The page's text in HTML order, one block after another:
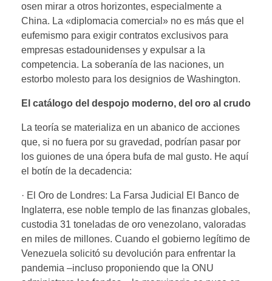
osen mirar a otros horizontes, especialmente a
China. La «diplomacia comercial» no es más que el
eufemismo para exigir contratos exclusivos para
empresas estadounidenses y expulsar a la
competencia. La soberanía de las naciones, un
estorbo molesto para los designios de Washington.
El catálogo del despojo moderno, del oro al crudo
La teoría se materializa en un abanico de acciones
que, si no fuera por su gravedad, podrían pasar por
los guiones de una ópera bufa de mal gusto. He aquí
el botín de la decadencia:
· El Oro de Londres: La Farsa Judicial El Banco de
Inglaterra, ese noble templo de las finanzas globales,
custodia 31 toneladas de oro venezolano, valoradas
en miles de millones. Cuando el gobierno legítimo de
Venezuela solicitó su devolución para enfrentar la
pandemia –incluso proponiendo que la ONU